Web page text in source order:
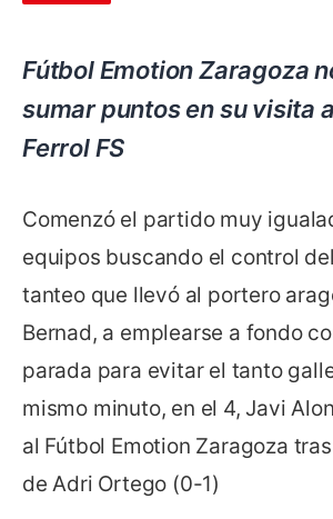
Fútbol Emotion Zaragoza
sumar puntos en su visita
Ferrol FS
Comenzó el partido muy
equipos buscando el control
tanteo que llevó al portero
Bernad, a emplearse a fondo
parada para evitar el tanto
mismo minuto, en el 4, Javi
al Fútbol Emotion Zaragoza
de Adri Ortego (0-1)